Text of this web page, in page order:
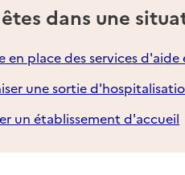
dans une
en place des services
une sortie
un établissement d'accueil